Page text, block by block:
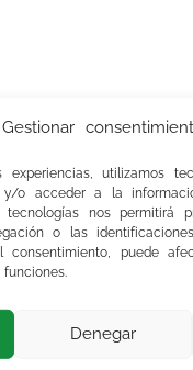
Gestionar
experiencias, utilizamos
y/o acceder a la
tecnologías nos permitirá
o las
puede
Denegar
porque en
vamos
(ver editorial)